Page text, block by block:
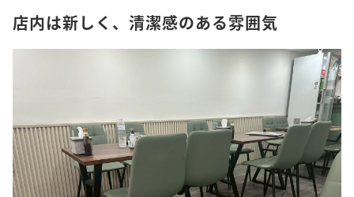
店内は新しく、清潔感のある雰囲気